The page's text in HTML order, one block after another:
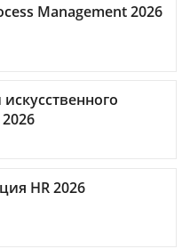
Management 2026
HR 2026